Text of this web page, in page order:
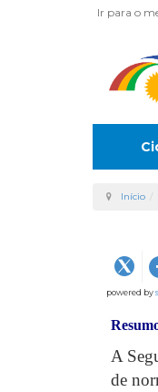
Ir para o
Início
powered by
A
de